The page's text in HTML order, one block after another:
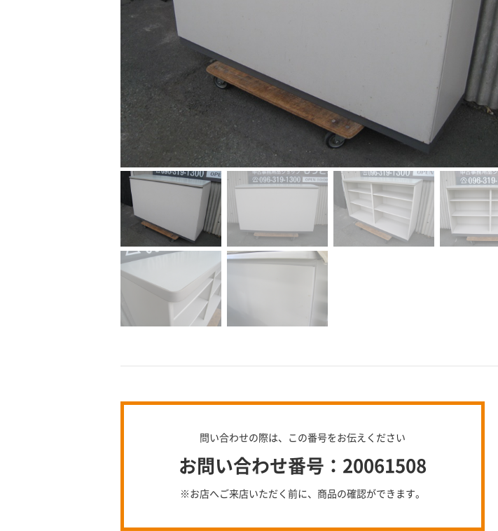
問い合わせの際は、この番号をお伝えください
お問い合わせ番号：20061508
※お店へご来店いただく前に、商品の確認ができます。